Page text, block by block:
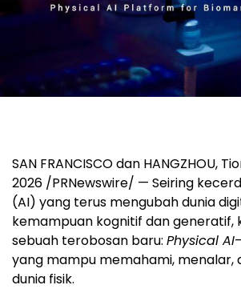
SAN FRANCISCO dan HANGZHOU,
2026 /PRNewswire/ — Seiring
(AI) yang terus mengubah dunia
kemampuan kognitif dan generatif,
sebuah terobosan baru: Physical AI
yang mampu memahami, menalar,
dunia fisik.